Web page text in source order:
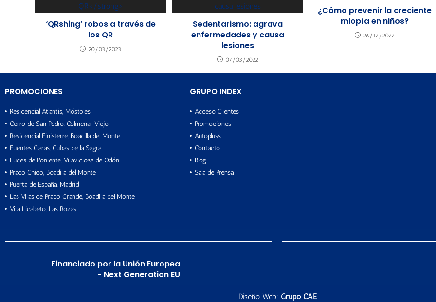
‘QRshing’ robos a través de
los QR
20/03/2023
Sedentarismo: agrava
enfermedades y causa
lesiones
07/03/2022
¿Cómo prevenir la creciente
miopía en niños?
26/12/2022
PROMOCIONES
Residencial Atlantis, Móstoles
Cerro de San Pedro, Colmenar Viejo
Residencial Finisterre, Boadilla del Monte
Fuentes Claras, Cubas de la Sagra
Luces de Poniente, Villaviciosa de Odón
Prado Chico, Boadilla del Monte
Puerta de España, Madrid
Las Villas de Prado Grande, Boadilla del Monte
Villa Licabeto, Las Rozas
GRUPO INDEX
Acceso Clientes
Promociones
Autopluss
Contacto
Blog
Sala de Prensa
Financiado por la Unión Europea
- Next Generation EU
Diseño Web: Grupo CAE